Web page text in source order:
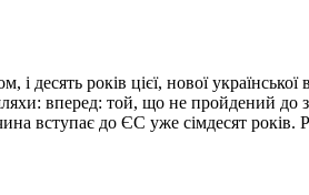
років цієї, нової української
вперед: той, що не пройдений
вступає до ЄС уже сімдесят років.